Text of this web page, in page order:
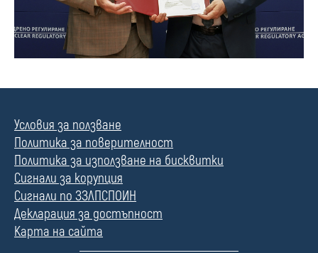
Условия за ползване
Политика за поверителност
Политика за използване на бисквитки
Сигнали за корупция
Сигнали по ЗЗЛПСПОИН
Декларация за достъпност
Карта на сайта